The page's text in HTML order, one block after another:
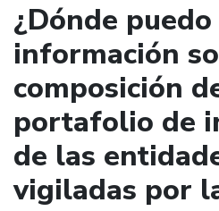
¿Dónde
información
composición
portafolio de
de las
vigiladas por